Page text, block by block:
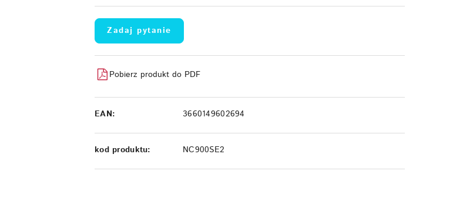
Zadaj pytanie
Pobierz produkt do PDF
EAN: 3660149602694
kod produktu: NC900SE2